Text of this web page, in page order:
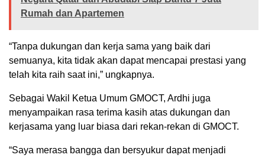
Rumah dan Apartemen
“Tanpa dukungan dan kerja sama yang baik dari
semuanya, kita tidak akan dapat mencapai prestasi yang
telah kita raih saat ini,” ungkapnya.
Sebagai Wakil Ketua Umum GMOCT, Ardhi juga
menyampaikan rasa terima kasih atas dukungan dan
kerjasama yang luar biasa dari rekan-rekan di GMOCT.
“Saya merasa bangga dan bersyukur dapat menjadi